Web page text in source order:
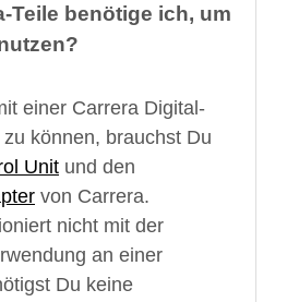
Teile benötige ich, um
einer Carrera Digital-
können, brauchst Du
Unit und den
von Carrera.
nicht mit der
an einer
Du keine